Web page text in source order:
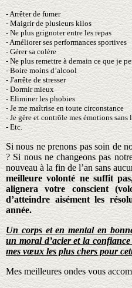
- Arrêter de fumer
- Maigrir de plusieurs kilos
- Ne plus grignoter entre les repas
- Améliorer ses performances sportives
- Gérer sa colère
- Ne plus remettre à demain ce que je
- Boire moins d’alcool
- J'arrête de stresser
- Dormir mieux
- Eliminer les phobies
- Je me maîtrise en toute circonstance
- Je gère et contrôle mes émotions sans
- Etc.
Si nous ne prenons pas soin de
? Si nous ne changeons pas
nouveau à la fin de l’an sans
meilleure volonté ne suffit
alignera votre conscient
d’atteindre aisément les
année.
Un corps et en mental en
un moral d’acier et la
mes vœux les plus chers pour
Mes meilleures ondes vous